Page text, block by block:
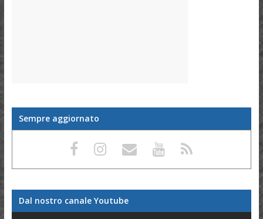
Sempre aggiornato
Dal nostro canale Youtube